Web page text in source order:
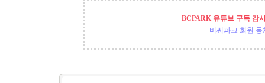
BCPARK 유튜브 구독 감
비씨파크 회원 뭉